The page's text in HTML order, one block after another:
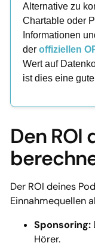
Alternative zu
Chartable oder
Informationen
deroffiziellen
Wert auf
ist dies eine
Den ROI
Der ROI deines
Einnahmequellen
Sponsoring:
Hörer.